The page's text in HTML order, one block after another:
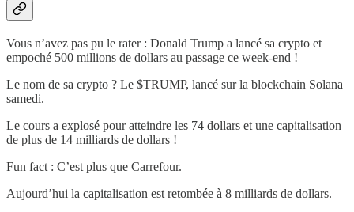
Vous n’avez pas pu le rater : Donald Trump a lancé sa crypto et
empoché 500 millions de dollars au passage ce week-end !
Le nom de sa crypto ? Le $TRUMP, lancé sur la blockchain Solana
samedi.
Le cours a explosé pour atteindre les 74 dollars et une capitalisation
de plus de 14 milliards de dollars !
Fun fact : C’est plus que Carrefour.
Aujourd’hui la capitalisation est retombée à 8 milliards de dollars.